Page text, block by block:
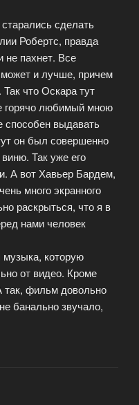
сделать
Робертс, правда
не пахнет. Все
и лучше, причем
что Оскара тут
горячо любимый мною
способен выдавать
он был совершенно
Так уже его
А вот Хавьер Бардем,
много экранного
раскрыться, что я в
нами человек
которую
от видео. Кроме
так, фильм довольно
банально звучало,